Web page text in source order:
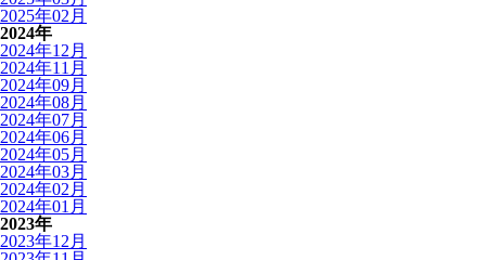
2025年02月
2024年
2024年12月
2024年11月
2024年09月
2024年08月
2024年07月
2024年06月
2024年05月
2024年03月
2024年02月
2024年01月
2023年
2023年12月